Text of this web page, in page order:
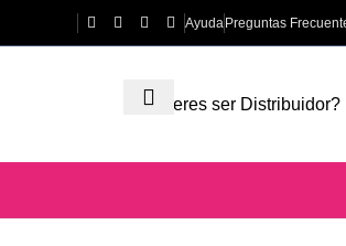
Ayuda Preguntas
¿Quieres ser Distribuidor?